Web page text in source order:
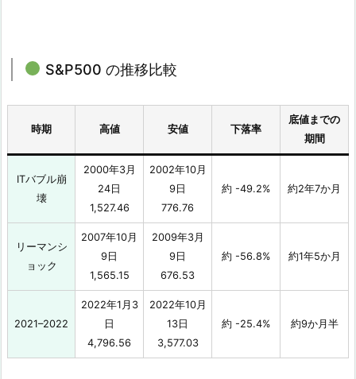
S&P500 の推移比較
時期 高値 安値 下落率
底値までの
期間
ITバブル崩
壊
2000年3月
24日
1,527.46
2002年10月
9日
776.76
約 -49.2% 約2年7か月
リーマンシ
ョック
2007年10月
9日
1,565.15
2009年3月
9日
676.53
約 -56.8% 約1年5か月
2021–2022
2022年1月3
日
4,796.56
2022年10月
13日
3,577.03
約 -25.4% 約9か月半